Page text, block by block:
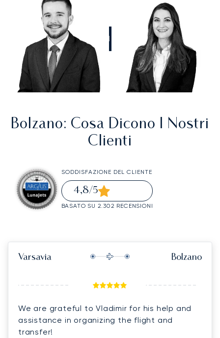
CHIAMATECI
Bolzano: Cosa Dicono I Nostri
Clienti
SODDISFAZIONE DEL CLIENTE
4,8/5
BASATO SU 2.302 RECENSIONI
Varsavia Bolzano
We are grateful to Vladimir for his help and
assistance in organizing the flight and
transfer!